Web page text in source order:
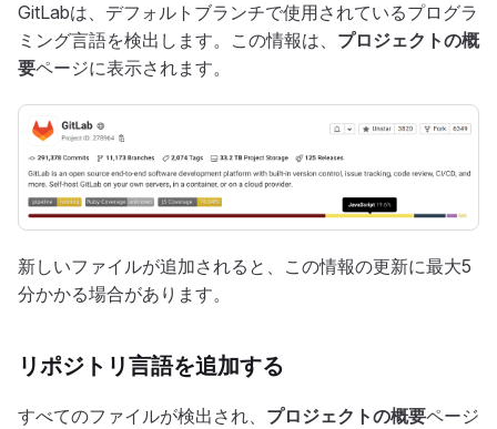
GitLabは、デフォルトブランチで使用されているプログラ
ミング言語を検出します。この情報は、 プロジェクトの概
要ページに表示されます。
新しいファイルが追加されると、この情報の更新に最大5
分かかる場合があります。
リポジトリ言語を追加する
すべてのファイルが検出され、 プロジェクトの概要ページ